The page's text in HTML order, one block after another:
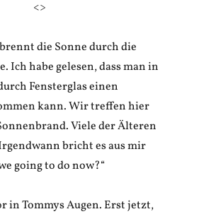
<>
die Sonne durch die
Ich habe gelesen, dass man in
Fensterglas einen
kann. Wir treffen hier
Viele der Älteren
bricht es aus mir
going to do now?“
in Tommys Augen. Erst jetzt,